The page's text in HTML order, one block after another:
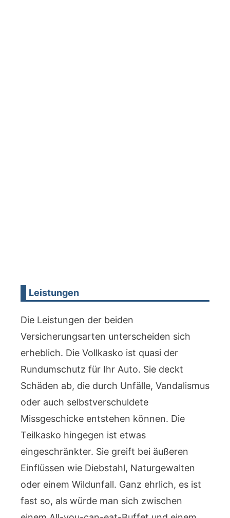
Leistungen
Die Leistungen der beiden
Versicherungsarten unterscheiden sich
erheblich. Die Vollkasko ist quasi der
Rundumschutz für Ihr Auto. Sie deckt
Schäden ab, die durch Unfälle, Vandalismus
oder auch selbstverschuldete
Missgeschicke entstehen können. Die
Teilkasko hingegen ist etwas
eingeschränkter. Sie greift bei äußeren
Einflüssen wie Diebstahl, Naturgewalten
oder einem Wildunfall. Ganz ehrlich, es ist
fast so, als würde man sich zwischen